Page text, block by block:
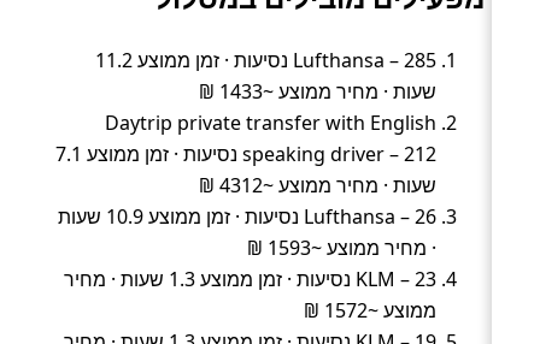
Lufthansa – 285 נסיעות · זמן ממוצע 11.2
שעות · מחיר ממוצע ~1433 ₪
Daytrip private transfer with English
speaking driver – 212 נסיעות · זמן ממוצע 7.1
שעות · מחיר ממוצע ~4312 ₪
Lufthansa – 26 נסיעות · זמן ממוצע 10.9 שעות
· מחיר ממוצע ~1593 ₪
KLM – 23 נסיעות · זמן ממוצע 1.3 שעות · מחיר
ממוצע ~1572 ₪